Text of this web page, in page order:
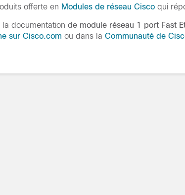
offerte en Modules de réseau Cisco qui
la documentation de module réseau 1 port Fast
sur Cisco.com ou dans la Communauté de